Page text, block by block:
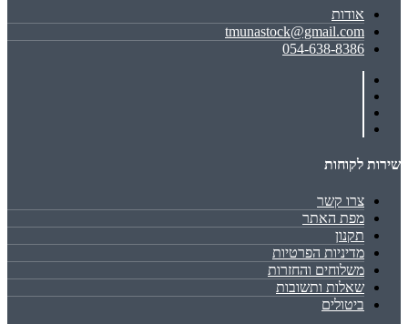
אודות
tmunastock@gmail.com
054-638-8386
שירות לקוחות
צרו קשר
מפת האתר
תקנון
מדיניות הפרטיות
משלוחים והחזרות
שאלות ותשובות
ביטולים